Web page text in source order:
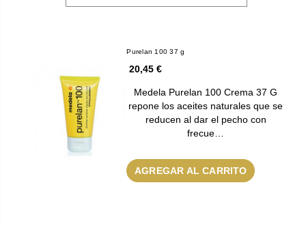
Purelan 100 37 g
20,45 €
Medela Purelan 100 Crema 37 G
repone los aceites naturales que se
reducen al dar el pecho con
frecue…
AGREGAR AL CARRITO